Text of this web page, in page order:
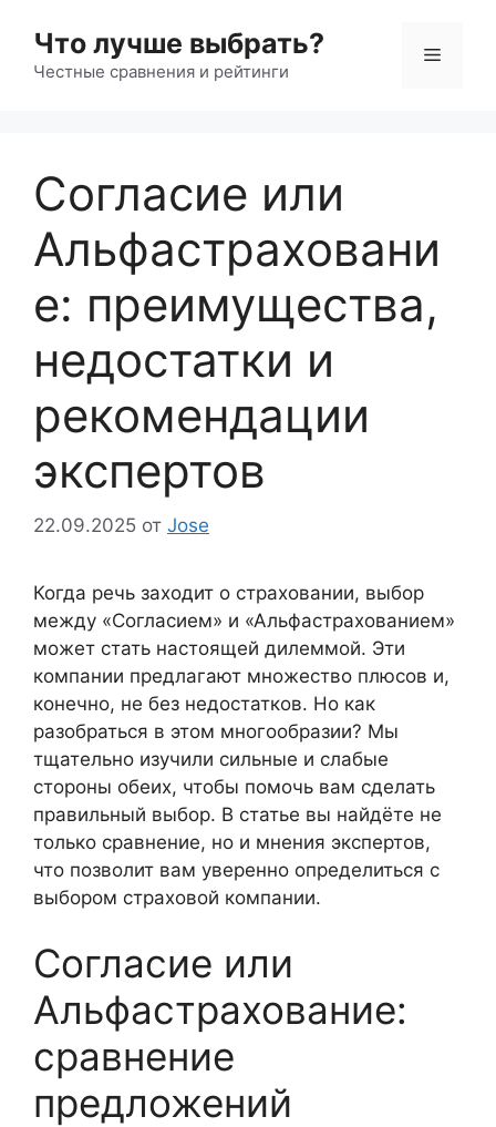
содержимому
Что лучше выбрать?
Честные сравнения и рейтинги
Меню
Согласие или
Альфастраховани
е: преимущества,
недостатки и
рекомендации
экспертов
22.09.2025 от Jose
Когда речь заходит о страховании, выбор
между «Согласием» и «Альфастрахованием»
может стать настоящей дилеммой. Эти
компании предлагают множество плюсов и,
конечно, не без недостатков. Но как
разобраться в этом многообразии? Мы
тщательно изучили сильные и слабые
стороны обеих, чтобы помочь вам сделать
правильный выбор. В статье вы найдёте не
только сравнение, но и мнения экспертов,
что позволит вам уверенно определиться с
выбором страховой компании.
Согласие или
Альфастрахование:
сравнение
предложений